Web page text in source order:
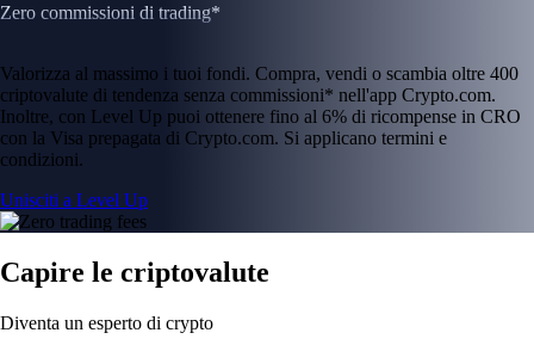
Zero commissioni di trading*
Valorizza al massimo i tuoi fondi. Compra, vendi o scambia oltre 400
criptovalute di tendenza senza commissioni* nell'app Crypto.com.
Inoltre, con Level Up puoi ottenere fino al 6% di ricompense in CRO
con la Visa prepagata di Crypto.com. Si applicano termini e
condizioni.
Unisciti a Level Up
Capire le criptovalute
Diventa un esperto di crypto